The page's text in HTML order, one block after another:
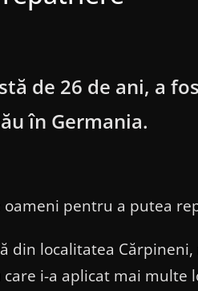
de 26 de ani, a
în Germania.
oameni pentru a putea
din localitatea
i-a aplicat mai multe